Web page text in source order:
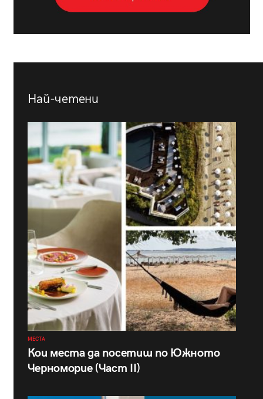
Най-четени
МЕСТА
Кои места да посетиш по Южното
Черноморие (Част II)